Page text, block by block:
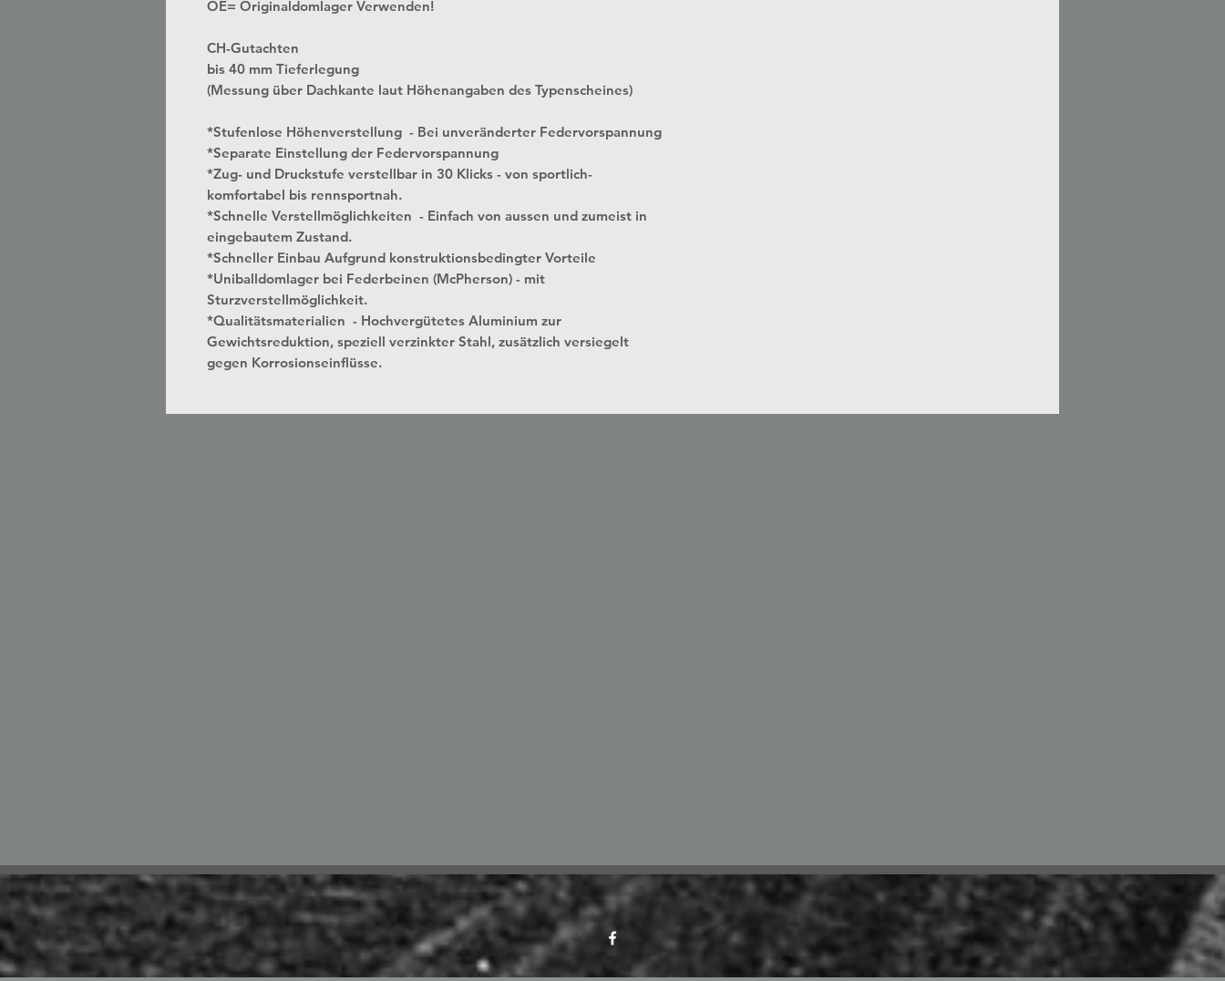
OE= Originaldomlager Verwenden!
CH-Gutachten
bis 40 mm Tieferlegung
(Messung über Dachkante laut Höhenangaben des Typenscheines)
*Stufenlose Höhenverstellung - Bei unveränderter Federvorspannung
*Separate Einstellung der Federvorspannung
*Zug- und Druckstufe verstellbar in 30 Klicks - von sportlich-
komfortabel bis rennsportnah.
*Schnelle Verstellmöglichkeiten - Einfach von aussen und zumeist in
eingebautem Zustand.
*Schneller Einbau Aufgrund konstruktionsbedingter Vorteile
*Uniballdomlager bei Federbeinen (McPherson) - mit
Sturzverstellmöglichkeit.
*Qualitätsmaterialien - Hochvergütetes Aluminium zur
Gewichtsreduktion, speziell verzinkter Stahl, zusätzlich versiegelt
gegen Korrosionseinflüsse.